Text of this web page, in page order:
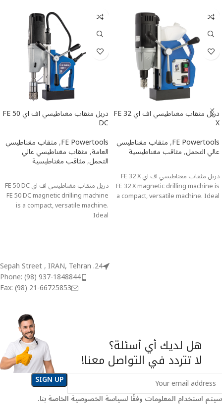
دريل مثقاب مغناطيسي اف اي FE 32
X
FE Powertools
,مثقاب مغناطيسي
عالي التحمل,مثاقب مغناطيسية
دريل مثقاب مغناطيسي اف اي FE 32 X
FE 32 X magnetic drilling machine is
a compact, versatile machine. Ideal
دريل مثقاب مغناطيسي اف اي FE 50
DC
FE Powertools
,مثقاب مغناطيسي
العامة,مثقاب مغناطيسي عالي
التحمل,مثاقب مغناطيسية
دريل مثقاب مغناطيسي اف اي FE 50 DC
FE 50 DC magnetic drilling machine
is a compact, versatile machine.
Ideal
24. Sepah Street , IRAN, Tehran
Phone: (98) 937-1848844
Fax: (98) 21-66725853
هل لديك أي أسئلة؟
لا تتردد في التواصل معنا!
سيتم استخدام المعلومات وفقًا لسياسة الخصوصية الخاصة بنا.